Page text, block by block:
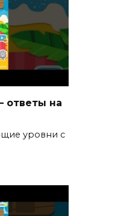
ответы на
уровни с